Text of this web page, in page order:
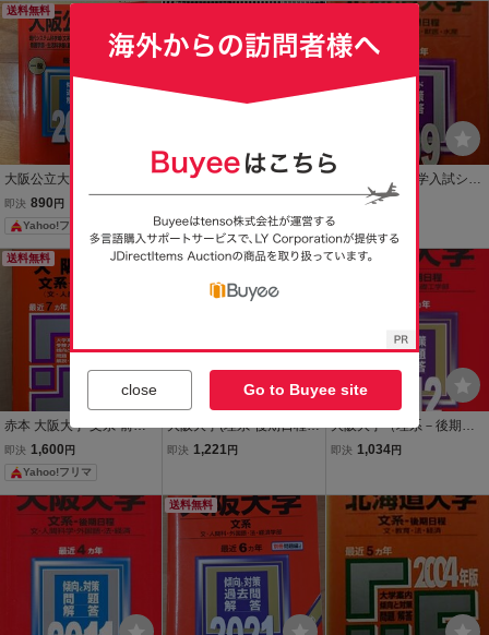
送料無料
大阪公立大学 2023年版
赤本 大学入試シリーズ 11
1 教学社 文系 一般
前期日程 過去問
即決 890 円
Yahoo!フリマ
＠★赤本・入試過去問★
広島大学 文系‐後期日程
（２０００年）★傾向と
対策☆シール
赤本 教学社 大学入試シリ
ーズ5 2009年 北海道大
学 理系-後期日程〔理・
医・歯・薬・工・農・獣
医・水産〕最近5ヵ年
615円
送料無料
赤本 大阪大学 文系-前期
日程 2000年版／教学社
【書き込み無し】大学受
験／入試問題
即決 1,600 円
Yahoo!フリマ
大阪大学(理系-後期日程)
[2009年版 大学入試シリ
即決 1,221円
大阪大学（理系－後期日
程） (2012年版 大学入
即決 1,034円
送料無料
close Go to Buyee site